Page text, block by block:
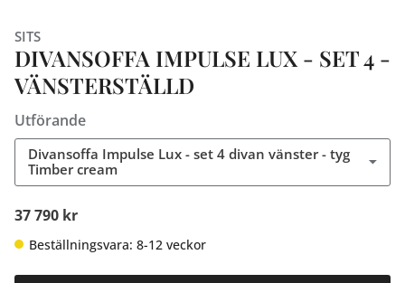
SITS
DIVANSOFFA IMPULSE LUX - SET 4 -
VÄNSTERSTÄLLD
Utförande
Divansoffa Impulse Lux - set 4 divan vänster - tyg
Timber cream
37 790 kr
Beställningsvara: 8-12 veckor